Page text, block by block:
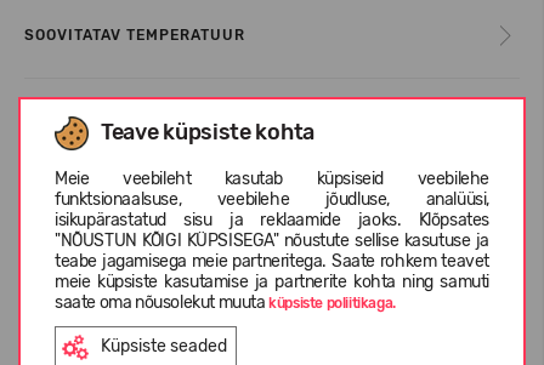
Teave küpsiste kohta
Meie veebileht kasutab küpsiseid veebilehe
funktsionaalsuse, veebilehe jõudluse, analüüsi,
isikupärastatud sisu ja reklaamide jaoks. Klõpsates
"NÕUSTUN KÕIGI KÜPSISEGA" nõustute sellise kasutuse ja
teabe jagamisega meie partneritega. Saate rohkem teavet
meie küpsiste kasutamise ja partnerite kohta ning samuti
saate oma nõusolekut muutaküpsiste poliitikaga.
Küpsiste seaded
SOOVITATAV TEMPERATUUR
HOOLDUSINFO
SUURUSTE TABEL
INFORMATSIOON KOHTA REIMA